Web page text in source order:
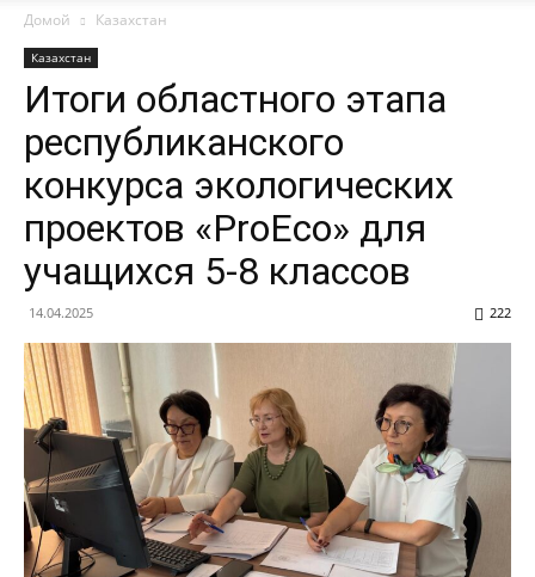
Домой Казахстан
Казахстан
Итоги областного этапа
республиканского
конкурса экологических
проектов «ProEco» для
учащихся 5-8 классов
14.04.2025 222